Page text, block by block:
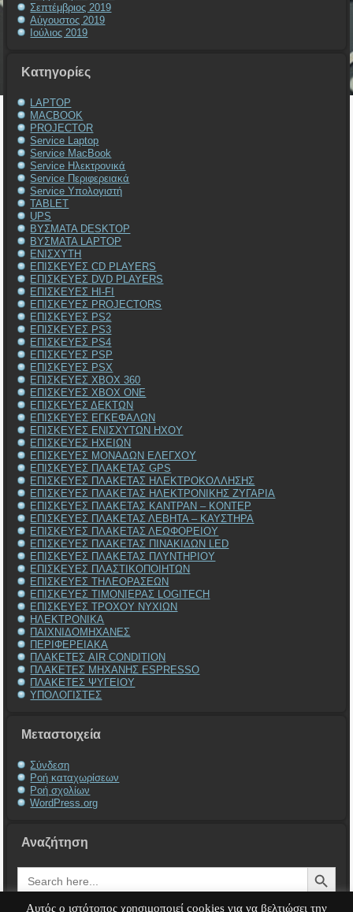
Σεπτέμβριος 2019
Αύγουστος 2019
Ιούλιος 2019
Kατηγορίες
LAPTOP
MACBOOK
PROJECTOR
Service Laptop
Service MacBook
Service Ηλεκτρονικά
Service Περιφερειακά
Service Υπολογιστή
TABLET
UPS
ΒΥΣΜΑΤΑ DESKTOP
ΒΥΣΜΑΤΑ LAPTOP
ΕΝΙΣΧΥΤΗ
ΕΠΙΣΚΕΥΕΣ CD PLAYERS
ΕΠΙΣΚΕΥΕΣ DVD PLAYERS
ΕΠΙΣΚΕΥΕΣ HI-FI
ΕΠΙΣΚΕΥΕΣ PROJECTORS
ΕΠΙΣΚΕΥΕΣ PS2
ΕΠΙΣΚΕΥΕΣ PS3
ΕΠΙΣΚΕΥΕΣ PS4
ΕΠΙΣΚΕΥΕΣ PSP
ΕΠΙΣΚΕΥΕΣ PSX
ΕΠΙΣΚΕΥΕΣ XBOX 360
ΕΠΙΣΚΕΥΕΣ XBOX ONE
ΕΠΙΣΚΕΥΕΣ ΔΕΚΤΩΝ
ΕΠΙΣΚΕΥΕΣ ΕΓΚΕΦΑΛΩΝ
ΕΠΙΣΚΕΥΕΣ ΕΝΙΣΧΥΤΩΝ ΗΧΟΥ
ΕΠΙΣΚΕΥΕΣ ΗΧΕΙΩΝ
ΕΠΙΣΚΕΥΕΣ ΜΟΝΑΔΩΝ ΕΛΕΓΧΟΥ
ΕΠΙΣΚΕΥΕΣ ΠΛΑΚΕΤΑΣ GPS
ΕΠΙΣΚΕΥΕΣ ΠΛΑΚΕΤΑΣ ΗΛΕΚΤΡΟΚΟΛΛΗΣΗΣ
ΕΠΙΣΚΕΥΕΣ ΠΛΑΚΕΤΑΣ ΗΛΕΚΤΡΟΝΙΚΗΣ ΖΥΓΑΡΙΑ
ΕΠΙΣΚΕΥΕΣ ΠΛΑΚΕΤΑΣ ΚΑΝΤΡΑΝ – ΚΟΝΤΕΡ
ΕΠΙΣΚΕΥΕΣ ΠΛΑΚΕΤΑΣ ΛΕΒΗΤΑ – ΚΑΥΣΤΗΡΑ
ΕΠΙΣΚΕΥΕΣ ΠΛΑΚΕΤΑΣ ΛΕΩΦΟΡΕΙΟΥ
ΕΠΙΣΚΕΥΕΣ ΠΛΑΚΕΤΑΣ ΠΙΝΑΚΙΔΩΝ LED
ΕΠΙΣΚΕΥΕΣ ΠΛΑΚΕΤΑΣ ΠΛΥΝΤΗΡΙΟΥ
ΕΠΙΣΚΕΥΕΣ ΠΛΑΣΤΙΚΟΠΟΙΗΤΩΝ
ΕΠΙΣΚΕΥΕΣ ΤΗΛΕΟΡΑΣΕΩΝ
ΕΠΙΣΚΕΥΕΣ ΤΙΜΟΝΙΕΡΑΣ LOGITECH
ΕΠΙΣΚΕΥΕΣ ΤΡΟΧΟΥ ΝΥΧΙΩΝ
ΗΛΕΚΤΡΟΝΙΚΑ
ΠΑΙΧΝΙΔΟΜΗΧΑΝΕΣ
ΠΕΡΙΦΕΡΕΙΑΚΑ
ΠΛΑΚΕΤΕΣ AIR CONDITION
ΠΛΑΚΕΤΕΣ ΜΗΧΑΝΗΣ ESPRESSO
ΠΛΑΚΕΤΕΣ ΨΥΓΕΙΟΥ
ΥΠΟΛΟΓΙΣΤΕΣ
Μεταστοιχεία
Σύνδεση
Ροή καταχωρίσεων
Ροή σχολίων
WordPress.org
Αναζήτηση
Search
for:
Search Button
Αυτός ο ιστότοπος χρησιμοποιεί cookies για να βελτιώσει την